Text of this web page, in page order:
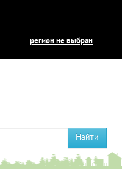
регион не выбран
Найти